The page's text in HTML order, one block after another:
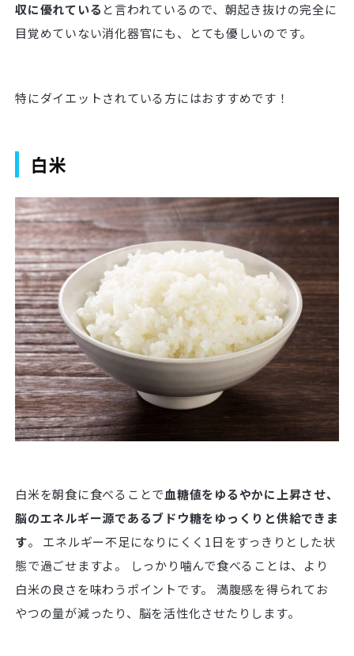
収に優れている と言われているので、朝起き抜けの完全に
目覚めていない消化器官にも、とても優しいのです。
特にダイエットされている方にはおすすめです！
白米
白米を朝食に食べることで血糖値をゆるやかに上昇させ、
脳のエネルギー源であるブドウ糖をゆっくりと供給できま
す。 エネルギー不足になりにくく1日をすっきりとした状
態で過ごせますよ。 しっかり噛んで食べることは、より
白米の良さを味わうポイントです。 満腹感を得られてお
やつの量が減ったり、脳を活性化させたりします。